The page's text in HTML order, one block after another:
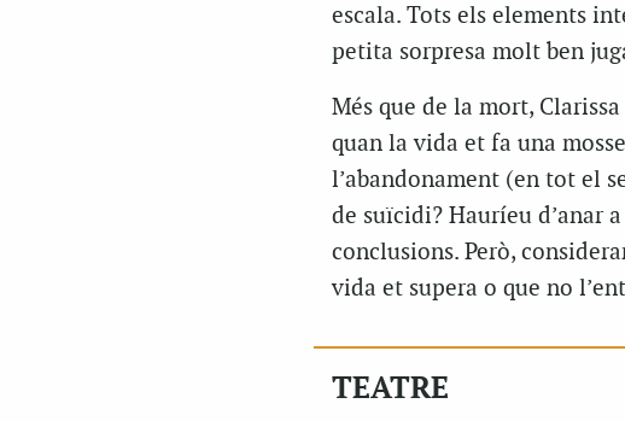
escala. Tots els elements
petita sorpresa molt ben
Més que de la mort,
quan la vida et fa una
l’abandonament (en tot el
de suïcidi? Hauríeu d’anar
conclusions. Però,
vida et supera o que no
TEATRE